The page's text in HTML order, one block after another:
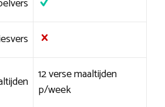
12 verse maaltijden
p/week